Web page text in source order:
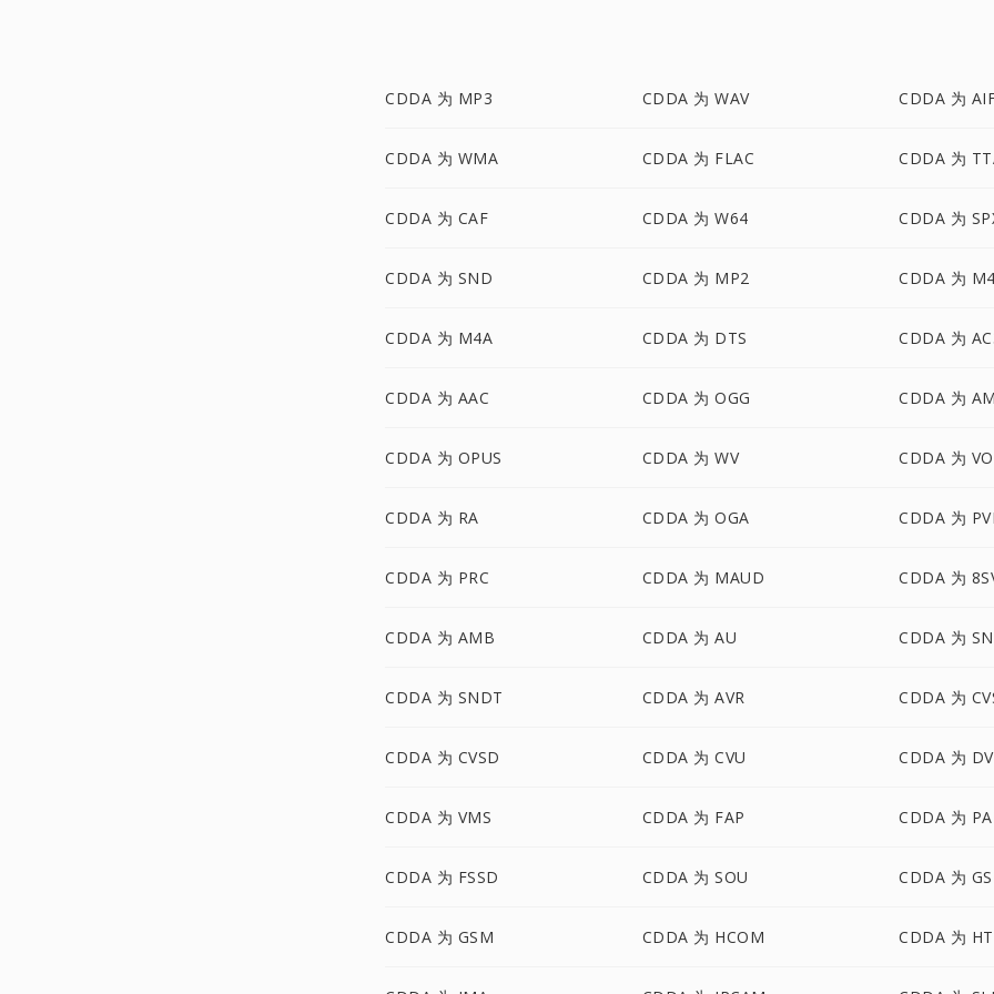
CDDA 为 MP3 CDDA 为 WAV CDDA 为
CDDA 为 WMA CDDA 为 FLAC CDDA 为
CDDA 为 CAF CDDA 为 W64 CDDA 为
CDDA 为 SND CDDA 为 MP2 CDDA 为
CDDA 为 M4A CDDA 为 DTS CDDA 为
CDDA 为 AAC CDDA 为 OGG CDDA 为
CDDA 为 OPUS CDDA 为 WV CDDA 为
CDDA 为 RA CDDA 为 OGA CDDA 为
CDDA 为 PRC CDDA 为 MAUD CDDA 为
CDDA 为 AMB CDDA 为 AU CDDA 为
CDDA 为 SNDT CDDA 为 AVR CDDA 为
CDDA 为 CVSD CDDA 为 CVU CDDA 为
CDDA 为 VMS CDDA 为 FAP CDDA 为
CDDA 为 FSSD CDDA 为 SOU CDDA 为
CDDA 为 GSM CDDA 为 HCOM CDDA 为